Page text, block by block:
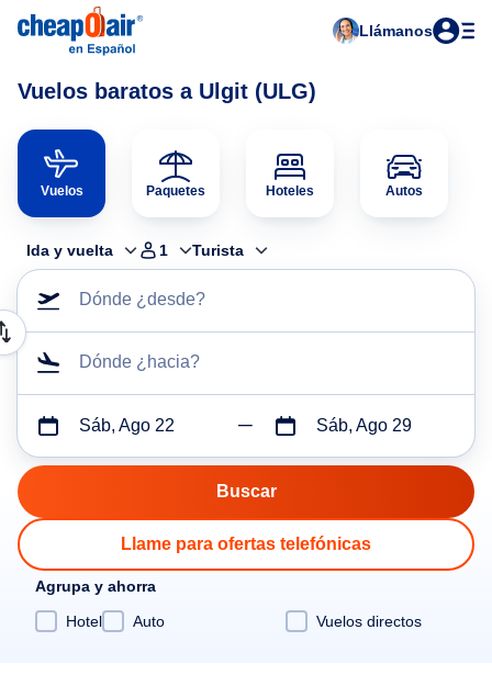
Llámanos
Vuelos baratos a Ulgit (ULG)
Vuelos Paquetes Hoteles Autos
Ida y vuelta 1 Turista
Dónde ¿desde?
Dónde ¿hacia?
Sáb, Ago 22 Sáb, Ago 29
Llame para ofertas telefónicas
Agrupa y ahorra
Hotel
Auto Vuelos directos